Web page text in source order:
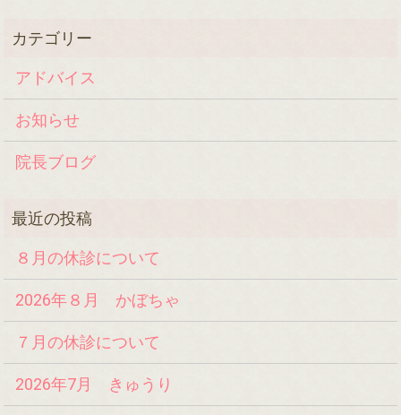
アドバイス
お知らせ
院長ブログ
８月の休診について
2026年８月 かぼちゃ
７月の休診について
2026年7月 きゅうり